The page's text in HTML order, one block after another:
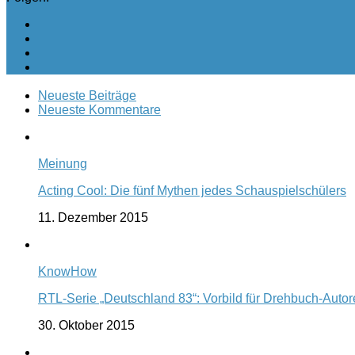
Neueste Beiträge
Neueste Kommentare
Meinung
Acting Cool: Die fünf Mythen jedes Schauspielschülers
11. Dezember 2015
KnowHow
RTL-Serie „Deutschland 83“: Vorbild für Drehbuch-
30. Oktober 2015